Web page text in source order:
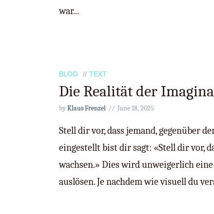
war...
BLOG TEXT
Die Realität der
byKlaus Frenzel June 18, 2025
Stell dir vor, dass jemand, gegenüber
eingestellt bist dir sagt: «Stell dir vor,
wachsen.» Dies wird unweigerlich
auslösen. Je nachdem wie visuell du